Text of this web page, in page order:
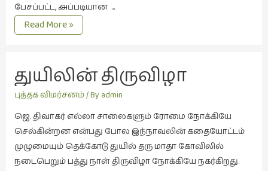
புத்தக
கண்காட்சி2019
புத்தக
விமர்சனம்
(55)
புத்தகக்
காட்சி
தினங்கள்
பேசப்பட்ட, அப்படியான …
யாமம்-
வாசிப்பனுபவம்
Read More »
துயிலின் திருவிழா
புத்தக விமர்சனம்/ By admin
ஜெ. திவாகர் எல்லா சாலைகளும் ரோமை நோக்கியே
செல்கின்றன என்பது போல இந்நாவலின் கதையோட்டம்
முழுமையும் தெக்கோடு துயில் தரு மாதா கோவிலில்
நடைபெறும் பத்து நாள் திருவிழா நோக்கியே நகர்கிறது.